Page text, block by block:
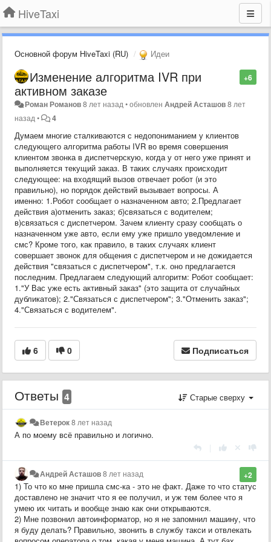
HiveTaxi
Основной форум HiveTaxi (RU) Идеи
+6
Изменение алгоритма IVR при
активном заказе
Роман Романов8 лет назад •обновленАндрей Асташов8 лет
назад • 4
Думаем многие сталкиваются с недопониманием у клиентов
следующего алгоритма работы IVR во время совершения
клиентом звонка в диспетчерскую, когда у от него уже принят и
выполняется текущий заказ. В таких случаях происходит
следующее: на входящий вызов отвечает робот (и это
правильно), но порядок действий вызывает вопросы. А
именно: 1.Робот сообщает о назначенном авто; 2.Предлагает
действия а)отменить заказ; б)связаться с водителем;
в)связаться с диспетчером. Зачем клиенту сразу сообщать о
назначенном уже авто, если ему уже пришло уведомление и
смс? Кроме того, как правило, в таких случаях клиент
совершает звонок для общения с диспетчером и не дожидается
действия "связаться с диспетчером", т.к. оно предлагается
последним. Предлагаем следующий алгоритм: Робот сообщает:
1."У Вас уже есть активный заказ" (это защита от случайных
дубликатов); 2."Связаться с диспетчером"; 3."Отменить заказ";
4."Связаться с водителем".
6 0 Подписаться
Ответы 4 Старые сверху
Ветерок8 лет назад
А по моему всё правильно и логично.
+2
Андрей Асташов8 лет назад
1) То что ко мне пришла смс-ка - это не факт. Даже то что статус
доставлено не значит что я ее получил, и уж тем более что я
умею их читать и вообще знаю как они открываются.
2) Мне позвонил автоинформатор, но я не запомнил машину, что
я буду делать? Правильно, звонить в службу такси и отвлекать